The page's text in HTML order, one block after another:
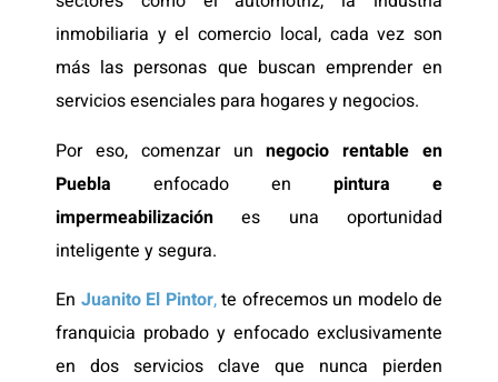
inmobiliaria y el comercio local, cada vez son
más las personas que buscan emprender en
servicios esenciales para hogares y negocios.
Por eso, comenzar unnegocio rentable en
Puebla enfocado en pintura e
impermeabilización es una oportunidad
inteligente y segura.
En Juanito El Pintor,te ofrecemos un modelo de
franquicia probado y enfocado exclusivamente
en dos servicios clave que nunca pierden